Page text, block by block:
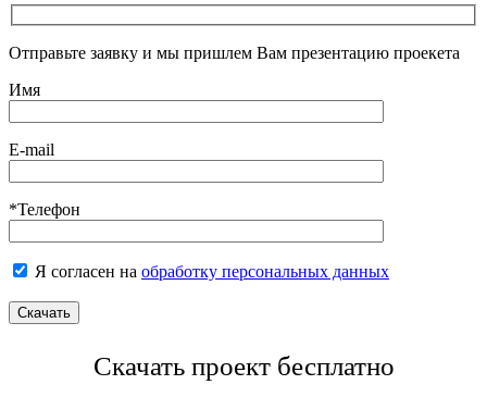
Отправьте заявку и мы пришлем Вам презентацию проекета
Имя
E-mail
*Телефон
Я согласен на обработку персональных данных
Скачать проект бесплатно